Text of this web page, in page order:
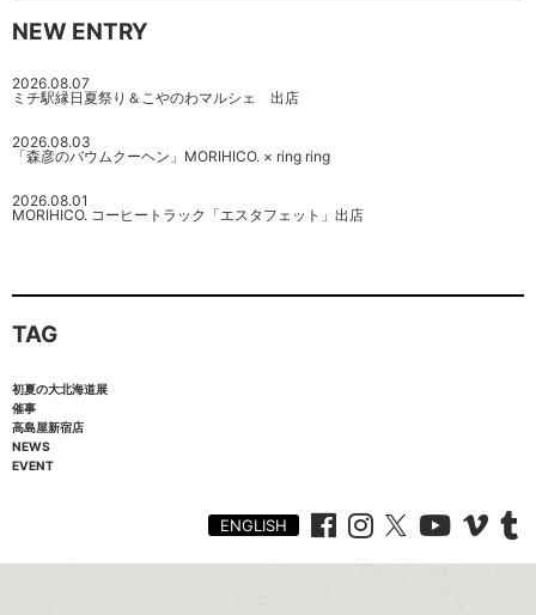
NEW ENTRY
2026.08.07
ミチ駅縁日夏祭り＆こやのわマルシェ 出店
2026.08.03
「森彦のバウムクーヘン」MORIHICO. × ring ring
2026.08.01
MORIHICO. コーヒートラック「エスタフェット」出店
TAG
初夏の大北海道展
催事
高島屋新宿店
NEWS
EVENT
ENGLISH